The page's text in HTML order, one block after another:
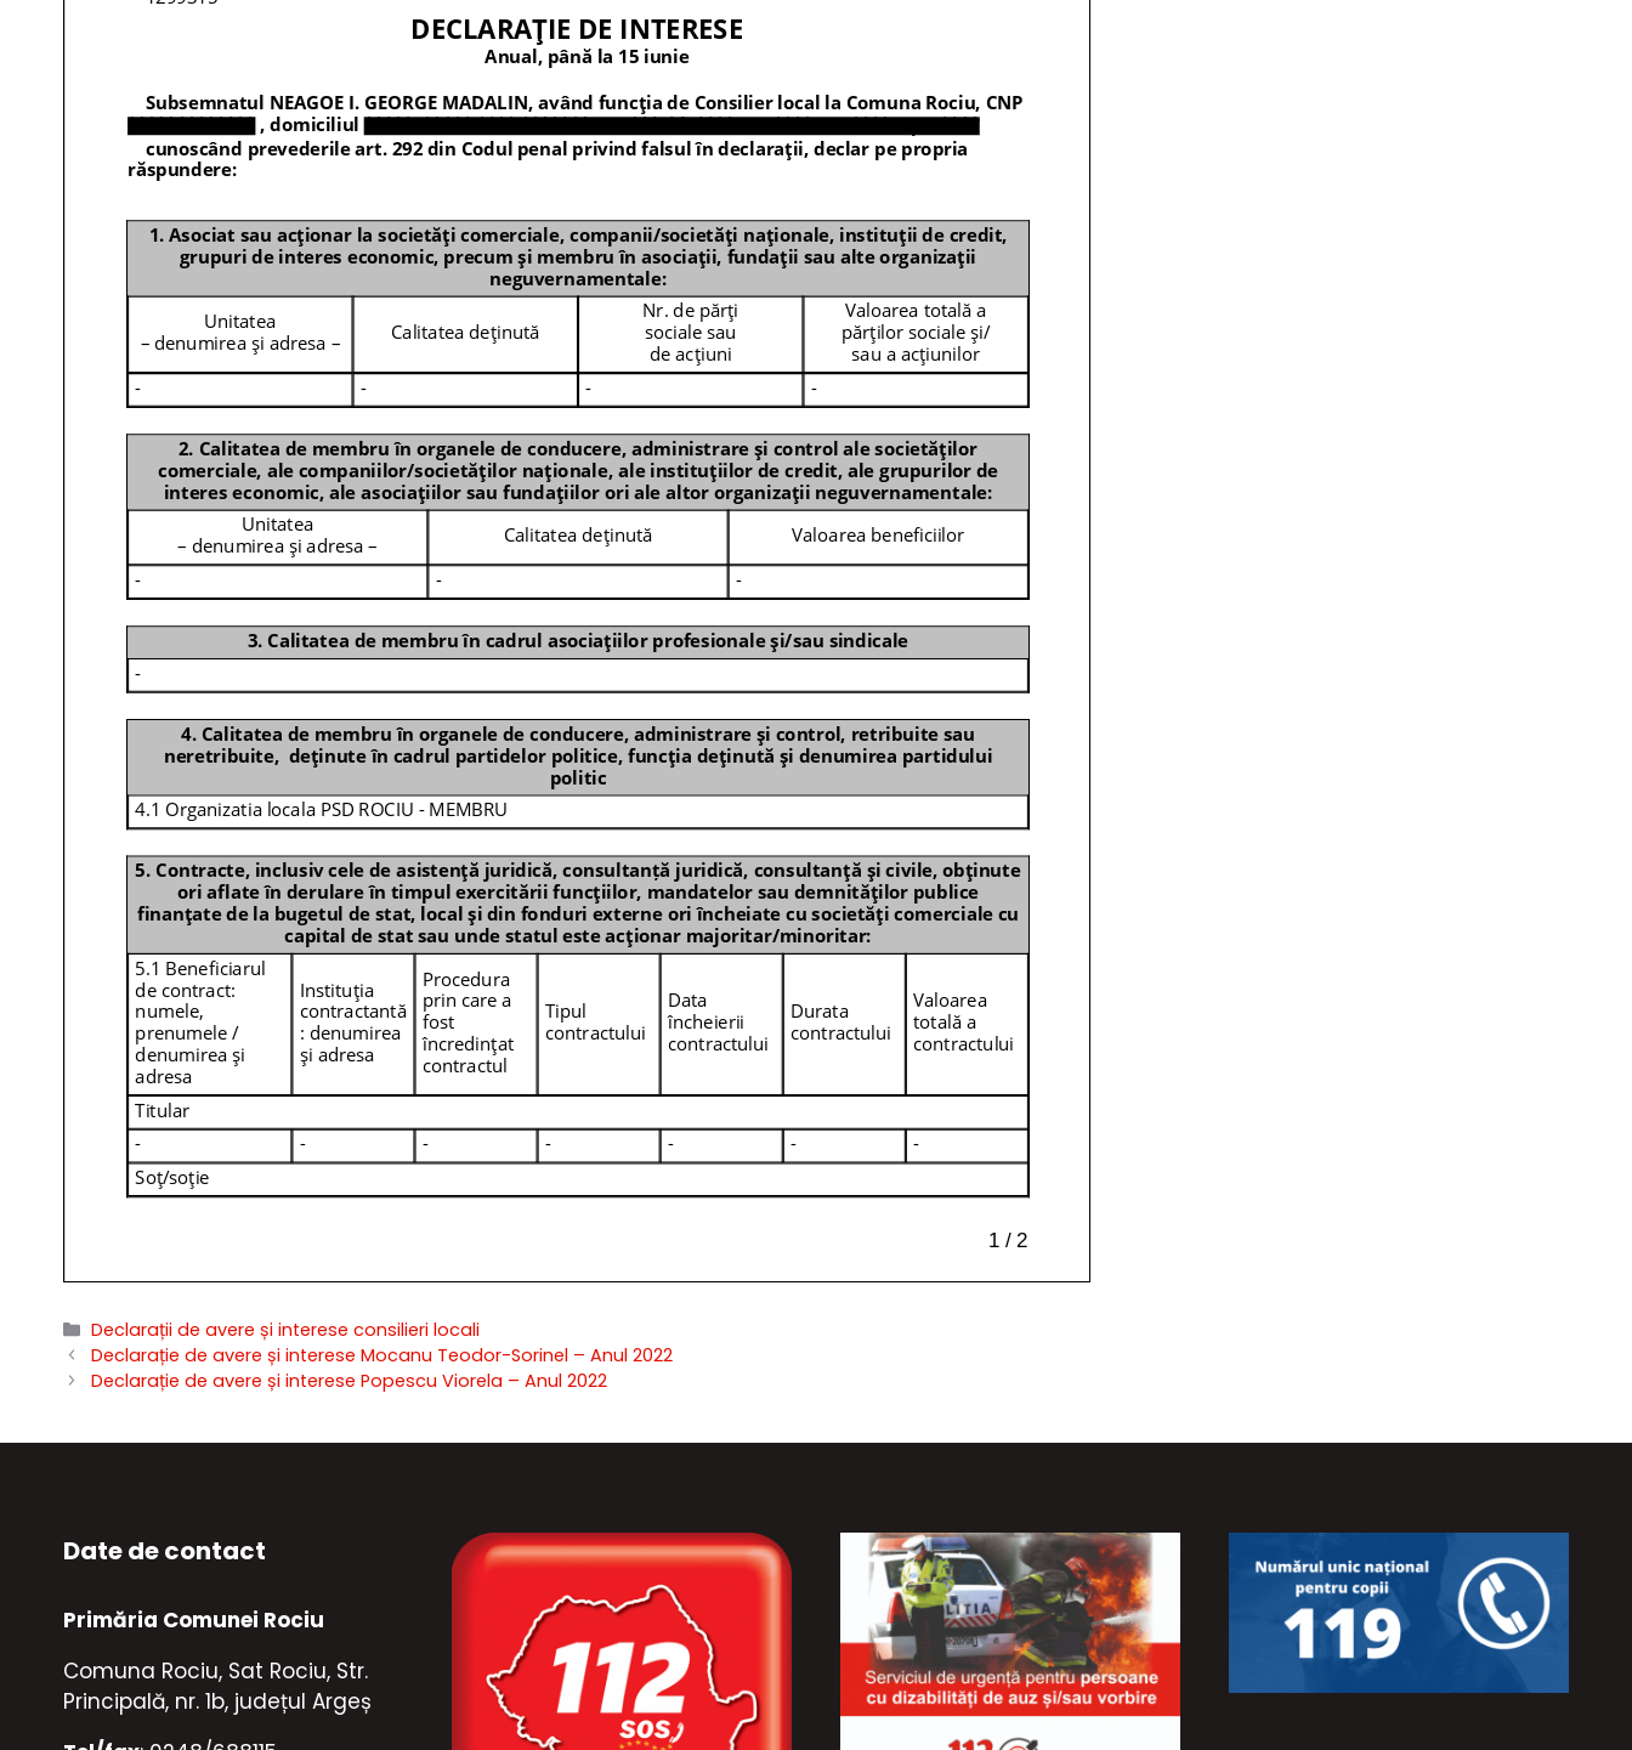
Categorii
Declarații de avere și interese consilieri locali
Declarație de avere și interese Mocanu Teodor-Sorinel – Anul 2022
Declarație de avere și interese Popescu Viorela – Anul 2022
Date de contact
Primăria Comunei Rociu
Comuna Rociu, Sat Rociu, Str.
Principală, nr. 1b, județul Argeș